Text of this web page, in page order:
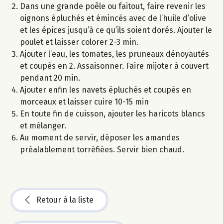
Dans une grande poêle ou faitout, faire revenir les
oignons épluchés et émincés avec de l’huile d’olive
et les épices jusqu’à ce qu’ils soient dorés. Ajouter le
poulet et laisser colorer 2-3 min.
Ajouter l’eau, les tomates, les pruneaux dénoyautés
et coupés en 2. Assaisonner. Faire mijoter à couvert
pendant 20 min.
Ajouter enfin les navets épluchés et coupés en
morceaux et laisser cuire 10-15 min
En toute fin de cuisson, ajouter les haricots blancs
et mélanger.
Au moment de servir, déposer les amandes
préalablement torréfiées. Servir bien chaud.
Retour à la liste